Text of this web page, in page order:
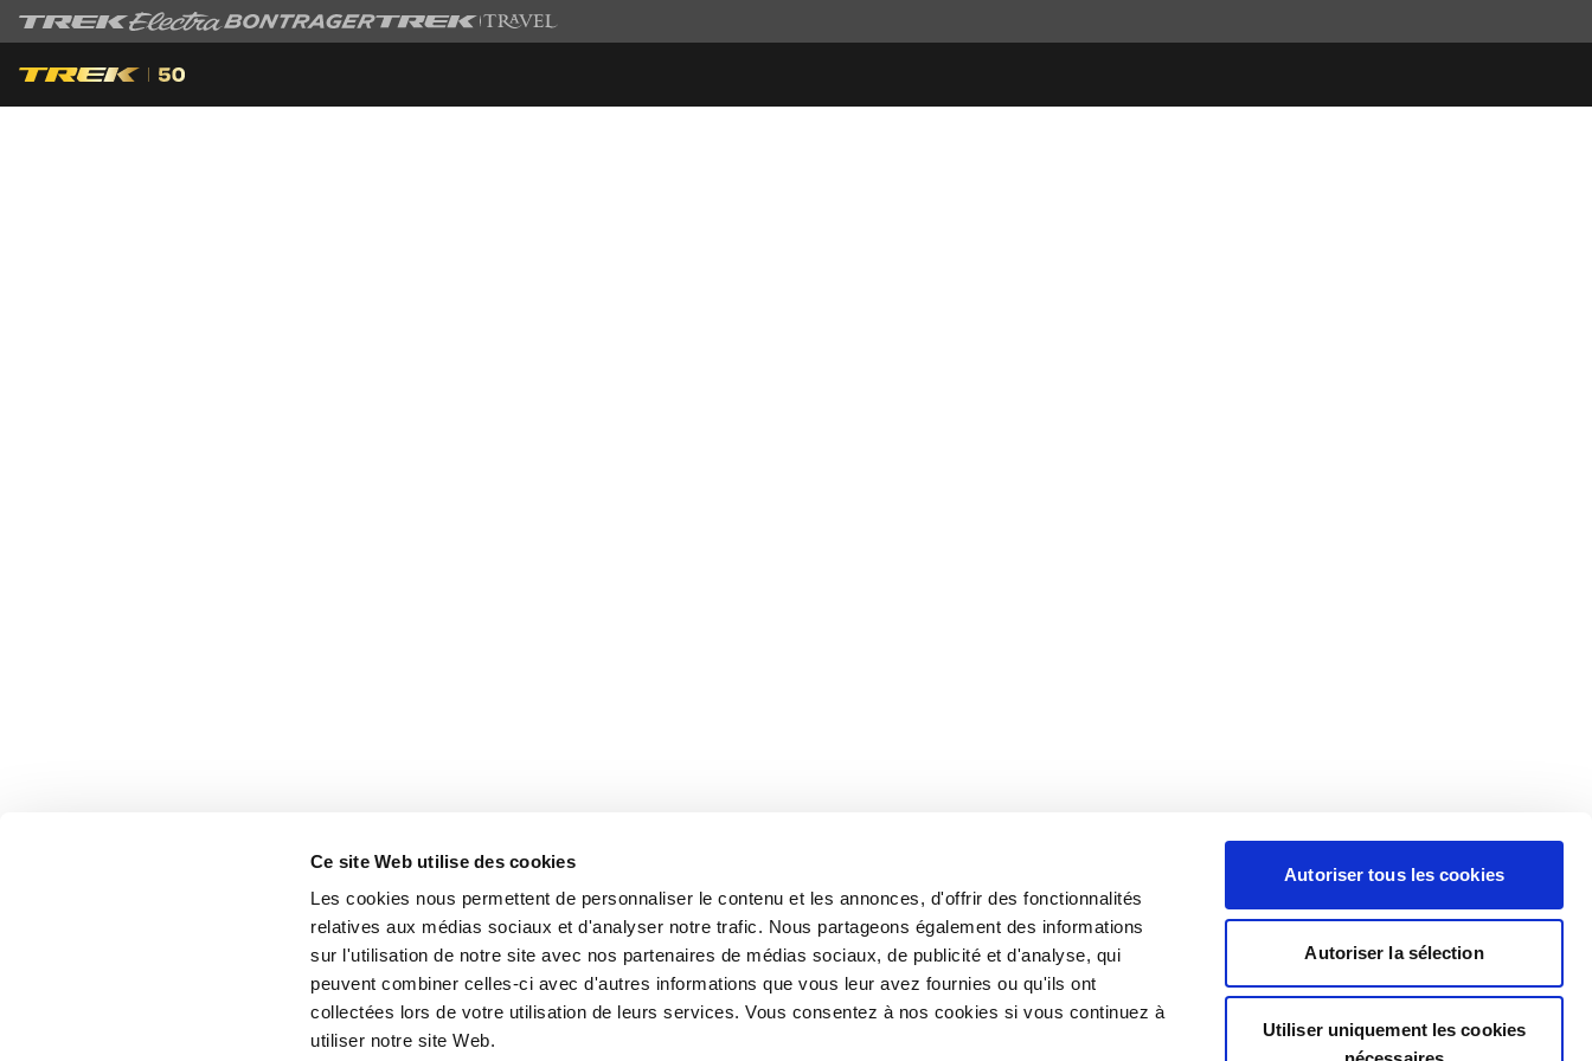
Ce site Web utilise des cookies
Les cookies nous permettent de personnaliser le contenu et les annonces, d'offrir des fonctionnalités
relatives aux médias sociaux et d'analyser notre trafic. Nous partageons également des informations
sur l'utilisation de notre site avec nos partenaires de médias sociaux, de publicité et d'analyse, qui
peuvent combiner celles-ci avec d'autres informations que vous leur avez fournies ou qu'ils ont
collectées lors de votre utilisation de leurs services. Vous consentez à nos cookies si vous continuez à
utiliser notre site Web.
Autoriser tous les cookies
Autoriser la sélection
Utiliser uniquement les cookies